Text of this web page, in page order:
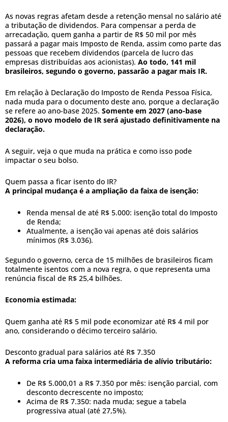
As novas regras afetam desde a retenção mensal no salário até
a tributação de dividendos. Para compensar a perda de
arrecadação, quem ganha a partir de R$ 50 mil por mês
passará a pagar mais Imposto de Renda, assim como parte das
pessoas que recebem dividendos (parcela de lucro das
empresas distribuídas aos acionistas). Ao todo, 141 mil
brasileiros, segundo o governo, passarão a pagar mais IR.
Em relação à Declaração do Imposto de Renda Pessoa Física,
nada muda para o documento deste ano, porque a declaração
se refere ao ano-base 2025. Somente em 2027 (ano-base
2026), o novo modelo de IR será ajustado definitivamente na
declaração.
A seguir, veja o que muda na prática e como isso pode
impactar o seu bolso.
Quem passa a ficar isento do IR?
A principal mudança é a ampliação da faixa de isenção:
Renda mensal de até R$ 5.000: isenção total do Imposto
de Renda;
Atualmente, a isenção vai apenas até dois salários
mínimos (R$ 3.036).
Segundo o governo, cerca de 15 milhões de brasileiros ficam
totalmente isentos com a nova regra, o que representa uma
renúncia fiscal de R$ 25,4 bilhões.
Economia estimada:
Quem ganha até R$ 5 mil pode economizar até R$ 4 mil por
ano, considerando o décimo terceiro salário.
Desconto gradual para salários até R$ 7.350
A reforma cria uma faixa intermediária de alívio tributário:
De R$ 5.000,01 a R$ 7.350 por mês: isenção parcial, com
desconto decrescente no imposto;
Acima de R$ 7.350: nada muda; segue a tabela
progressiva atual (até 27,5%).